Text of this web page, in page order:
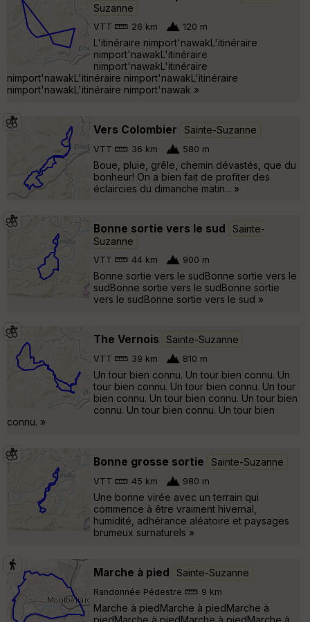
Suzanne
VTT 26 km 120 m
L'itinéraire nimport'nawakL'itinéraire
nimport'nawakL'itinéraire
nimport'nawakL'itinéraire
nimport'nawakL'itinéraire nimport'nawakL'itinéraire
nimport'nawakL'itinéraire nimport'nawak »
Vers Colombier Sainte-Suzanne
VTT 36 km 580 m
Boue, pluie, grêle, chemin dévastés, que du
bonheur! On a bien fait de profiter des
éclaircies du dimanche matin... »
Bonne sortie vers le sud
Sainte-
Suzanne
VTT 44 km 900 m
Bonne sortie vers le sudBonne sortie vers le
sudBonne sortie vers le sudBonne sortie
vers le sudBonne sortie vers le sud »
The Vernois Sainte-Suzanne
VTT 39 km 810 m
Un tour bien connu. Un tour bien connu. Un
tour bien connu. Un tour bien connu. Un tour
bien connu. Un tour bien connu. Un tour bien
connu. Un tour bien connu. Un tour bien
connu. »
Bonne grosse sortie Sainte-Suzanne
VTT 45 km 980 m
Une bonne virée avec un terrain qui
commence à être vraiment hivernal,
humidité, adhérance aléatoire et paysages
brumeux surnaturels »
Marche à pied Sainte-Suzanne
Randonnée Pédestre 9 km
Marche à piedMarche à piedMarche à
piedMarche à piedMarche à piedMarche à